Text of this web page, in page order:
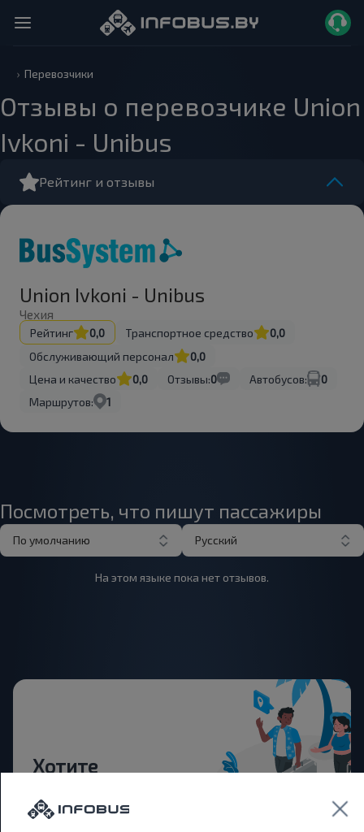
Перевозчики
Отзывы о перевозчике Union
Ivkoni - Unibus
Рейтинг и отзывы
Union Ivkoni - Unibus
Чехия
Рейтинг 0,0 Транспортное средство
0,0
Обслуживающий персонал
0,0
Цена и качество
0,0 Отзывы:0 Автобусов:
0
Маршрутов:
1
Посмотреть, что пишут пассажиры
По умолчанию Русский
На этом языке пока нет отзывов.
Хотите
дешевле?